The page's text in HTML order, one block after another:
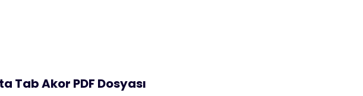
Tab Akor PDF Dosyası